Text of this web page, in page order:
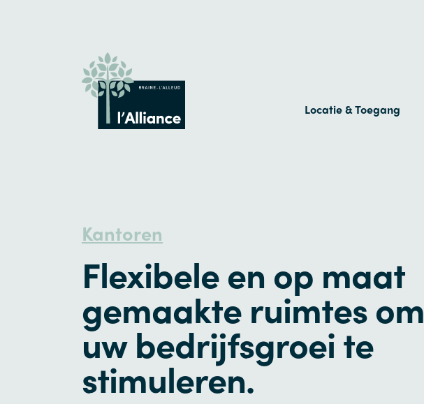
Locatie & Toegang
Kantoren
Flexibele en op maat
gemaakte ruimtes om
uw bedrijfsgroei te
stimuleren.